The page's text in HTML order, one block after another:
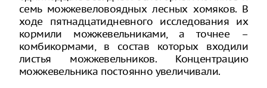
семь можжевеловоядных лесных хомяков. В
ходе пятнадцатидневного исследования их
кормили можжевельниками, а точнее –
комбикормами, в состав которых входили
листья можжевельников. Концентрацию
можжевельника постоянно увеличивали.